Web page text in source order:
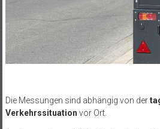
Die Messungen sind abhängig von der
Verkehrssituation vor Ort.